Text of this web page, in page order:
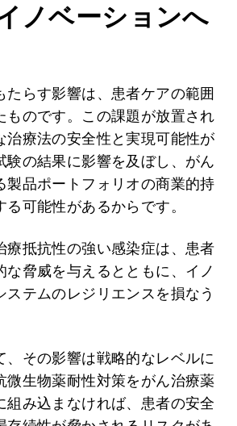
ノベーションへ
たらす影響は、患者ケアの範囲
ものです。この課題が放置され
治療法の安全性と実現可能性が
験の結果に影響を及ぼし、がん
製品ポートフォリオの商業的持
可能性があるからです。
療抵抗性の強い感染症は、患者
な脅威を与えるとともに、イノ
ステムのレジリエンスを損なう
、その影響は戦略的なレベルに
微生物薬耐性対策をがん治療薬
組み込まなければ、患者の安全